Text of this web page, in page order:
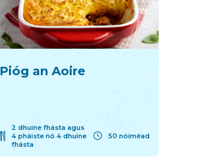
Pióg an Aoire
2 dhuine fhásta agus
4 pháiste nó 4 dhuine
fhásta
50 nóiméad